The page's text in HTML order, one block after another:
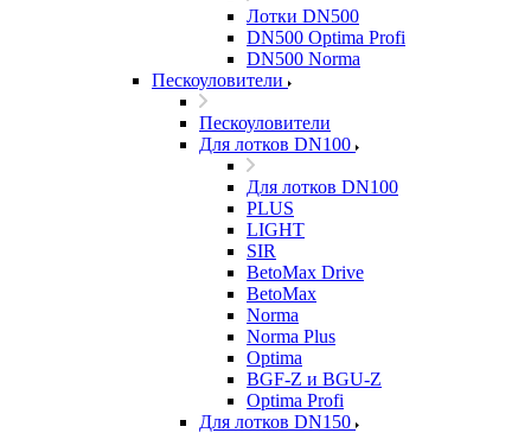
Лотки DN500
DN500 Optima Profi
DN500 Norma
Пескоуловители
Пескоуловители
Для лотков DN100
Для лотков DN100
PLUS
LIGHT
SIR
BetoMax Drive
BetoMax
Norma
Norma Plus
Optima
BGF-Z и BGU-Z
Optima Profi
Для лотков DN150